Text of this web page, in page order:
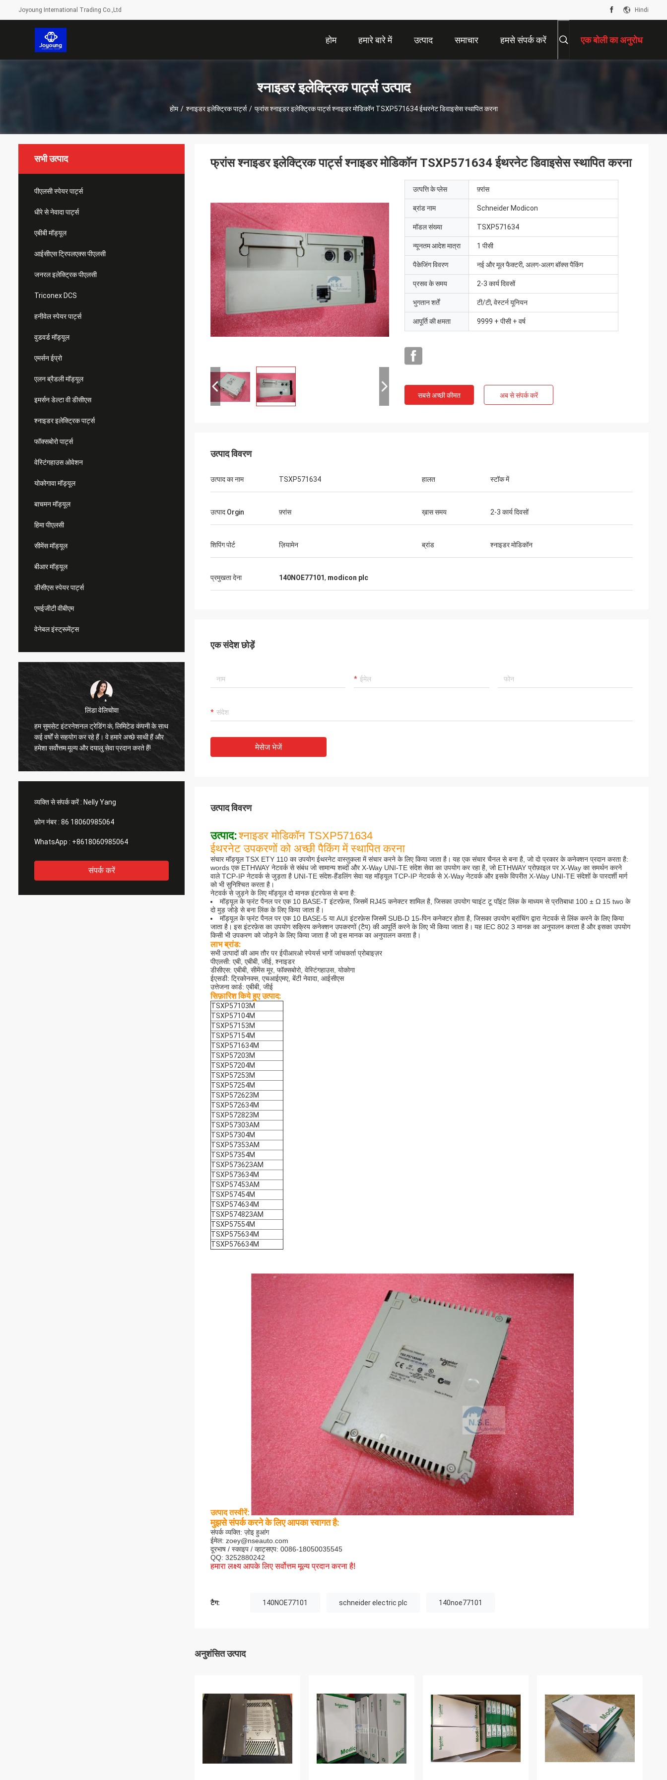
Joyoung International Trading Co.,Ltd Hindi
होम हमारे बारे में उत्पाद समाचार हमसे संपर्क करें एक बोली का अनुरोध
श्नाइडर इलेक्ट्रिक पार्ट्स उत्पाद
होम / श्नाइडर इलेक्ट्रिक पार्ट्स / फ्रांस श्नाइडर इलेक्ट्रिक पार्ट्स श्नाइडर मोडिकॉन TSXP571634 ईथरनेट डिवाइसेस स्थापित करना
सभी उत्पाद
पीएलसी स्पेयर पार्ट्स
धीरे से नेवादा पार्ट्स
एबीबी मॉड्यूल
आईसीएस ट्रिपलएक्स पीएलसी
जनरल इलेक्ट्रिक पीएलसी
Triconex DCS
हनीवेल स्पेयर पार्ट्स
वुडवर्ड मॉड्यूल
एमर्सन ईप्रो
एलन ब्रैडली मॉड्यूल
इमर्सन डेल्टा वी डीसीएस
श्नाइडर इलेक्ट्रिक पार्ट्स
फॉक्सबोरो पार्ट्स
वेस्टिंगहाउस ओवेशन
योकोगावा मॉड्यूल
बाचमन मॉड्यूल
हिमा पीएलसी
सीमेंस मॉड्यूल
बीआर मॉड्यूल
डीसीएस स्पेयर पार्ट्स
एमईजीटी वीबीएम
वेनेबल इंस्ट्रूमेंट्स
लिंडा वेलिचोवा
हम सुमसेट इंटरनेशनल ट्रेडिंग कं, लिमिटेड कंपनी के साथ
कई वर्षों से सहयोग कर रहे हैं। वे हमारे अच्छे साथी हैं और
हमेशा सर्वोत्तम मूल्य और दयालु सेवा प्रदान करते हैं!
सुमसेट इंटरनेशनल ट्रेडिंग कं, लिमिटेड कंपनी एक
अच्छी गुणवत्ता वाले उत्पादों और समय पर सेवा प्राप्त करते
व्यक्ति से संपर्क करें : Nelly Yang
फ़ोन नंबर : 86 18060985064
WhatsApp : +8618060985064
संपर्क करें
फ्रांस श्नाइडर इलेक्ट्रिक पार्ट्स श्नाइडर मोडिकॉन TSXP571634 ईथरनेट डिवाइसेस स्थापित करना
उत्पत्ति के प्लेस फ़्रांस
ब्रांड नाम Schneider Modicon
मॉडल संख्या TSXP571634
न्यूनतम आदेश मात्रा 1 पीसी
पैकेजिंग विवरण नई और मूल फैक्टरी, अलग-अलग बॉक्स पैकिंग
प्रसव के समय 2-3 कार्य दिवसों
भुगतान शर्तें टी/टी, वेस्टर्न यूनियन
आपूर्ति की क्षमता 9999 + पीसी + वर्ष
सबसे अच्छी कीमत अब से संपर्क करें
उत्पाद विवरण
उत्पाद का नाम TSXP571634 हालत स्टॉक में
उत्पाद Orgin फ़्रांस ख़ास समय 2-3 कार्य दिवसों
शिपिंग पोर्ट ज़ियामेन ब्रांड श्नाइडर मोडिकॉन
प्रमुखता देना 140NOE77101, modicon plc
एक संदेश छोड़ें
मेसेज भेजें
उत्पाद विवरण
उत्पाद:श्नाइडर मोडिकॉन TSXP571634
ईथरनेट उपकरणों को अच्छी पैकिंग में स्थापित करना
संचार मॉड्यूल TSX ETY 110 का उपयोग ईथरनेट वास्तुकला में संचार करने के लिए किया जाता है। यह एक संचार चैनल से बना है, जो दो प्रकार के कनेक्शन प्रदान करता है:
words एक ETHWAY नेटवर्क से संबंध जो सामान्य शब्दों और X-Way UNI-TE संदेश सेवा का उपयोग कर रहा है, जो ETHWAY प्रोफ़ाइल पर X-Way का समर्थन करने
वाले TCP-IP नेटवर्क से जुड़ता है UNI-TE संदेश-हैंडलिंग सेवा यह मॉड्यूल TCP-IP नेटवर्क से X-Way नेटवर्क और इसके विपरीत X-Way UNI-TE संदेशों के पारदर्शी मार्ग
को भी सुनिश्चित करता है।
नेटवर्क से जुड़ने के लिए मॉड्यूल दो मानक इंटरफेस से बना है:
मॉड्यूल के फ्रंट पैनल पर एक 10 BASE-T इंटरफ़ेस, जिसमें RJ45 कनेक्टर शामिल है, जिसका उपयोग प्वाइंट टू पॉइंट लिंक के माध्यम से प्रतिबाधा 100 ± Ω 15 two के
दो मुड़ जोड़े से बना लिंक के लिए किया जाता है।
मॉड्यूल के फ्रंट पैनल पर एक 10 BASE-5 या AUI इंटरफ़ेस जिसमें SUB-D 15-पिन कनेक्टर होता है, जिसका उपयोग ब्रांचिंग द्वारा नेटवर्क से लिंक करने के लिए किया
जाता है। इस इंटरफ़ेस का उपयोग सक्रिय कनेक्शन उपकरणों (टैप) की आपूर्ति करने के लिए भी किया जाता है। यह IEC 802 3 मानक का अनुपालन करता है और इसका उपयोग
किसी भी उपकरण को जोड़ने के लिए किया जाता है जो इस मानक का अनुपालन करता है।
लाभ ब्रांड:
सभी उत्पादों की आम तौर पर ईपीआरओ स्पेयर्स भागों जांचकर्ता प्रोबाइज़र
पीएलसी: एबी, एबीबी, जीई, श्नाइडर
डीसीएस: एबीबी, सीमेंस मूर, फॉक्सबोरो, वेस्टिंगहाउस, योकोगा
ईएसडी: ट्रिकोनक्स, एचआईएमए, बेंटी नेवादा, आईसीएस
उत्तेजना कार्ड: एबीबी, जीई
सिफ़ारिश किये हुए उत्पाद:
TSXP57103M
TSXP57104M
TSXP57153M
TSXP57154M
TSXP571634M
TSXP57203M
TSXP57204M
TSXP57253M
TSXP57254M
TSXP572623M
TSXP572634M
TSXP572823M
TSXP57303AM
TSXP57304M
TSXP57353AM
TSXP57354M
TSXP573623AM
TSXP573634M
TSXP57453AM
TSXP57454M
TSXP574634M
TSXP574823AM
TSXP57554M
TSXP575634M
TSXP576634M
उत्पाद तस्वीरें:
मुझसे संपर्क करने के लिए आपका स्वागत है:
संपर्क व्यक्ति: ज़ोइ हुआंग
ईमेल: zoey@nseauto.com
दूरभाष / स्काइप / व्हाट्सएप: 0086-18050035545
QQ: 3252880242
हमारा लक्ष्य आपके लिए सर्वोत्तम मूल्य प्रदान करना है!
टैग: 140NOE77101 schneider electric plc 140noe77101
अनुशंसित उत्पाद